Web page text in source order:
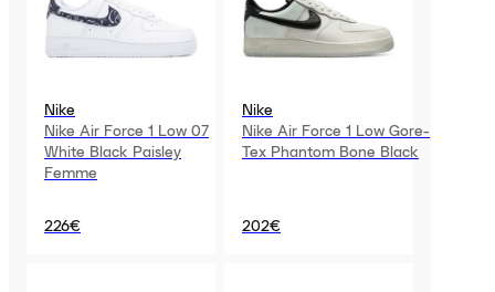
Nike
Nike Air Force 1 Low 07
White Black Paisley
Femme
226€
Nike
Nike Air Force 1 Low Gore-
Tex Phantom Bone Black
202€